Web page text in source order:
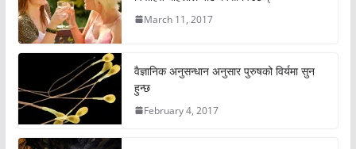
March 11, 2017
वैज्ञानिक अनुसन्धान अनुसार पुरुषको विर्यमा सुन
हुन्छ
February 4, 2017